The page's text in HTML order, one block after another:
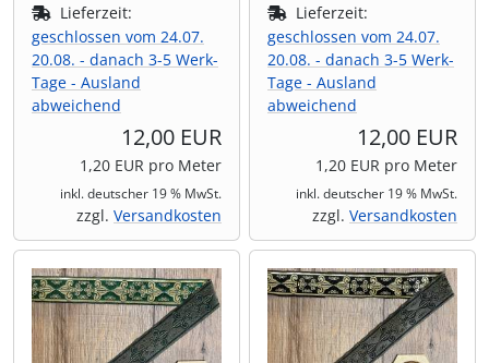
Lieferzeit:
geschlossen vom 24.07.
20.08. - danach 3-5 Werk-
Tage - Ausland
abweichend
12,00 EUR
1,20 EUR pro Meter
inkl. deutscher 19 % MwSt.
zzgl. Versandkosten
Lieferzeit:
geschlossen vom 24.07.
20.08. - danach 3-5 Werk-
Tage - Ausland
abweichend
12,00 EUR
1,20 EUR pro Meter
inkl. deutscher 19 % MwSt.
zzgl. Versandkosten